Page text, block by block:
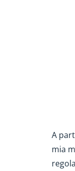
A
mia